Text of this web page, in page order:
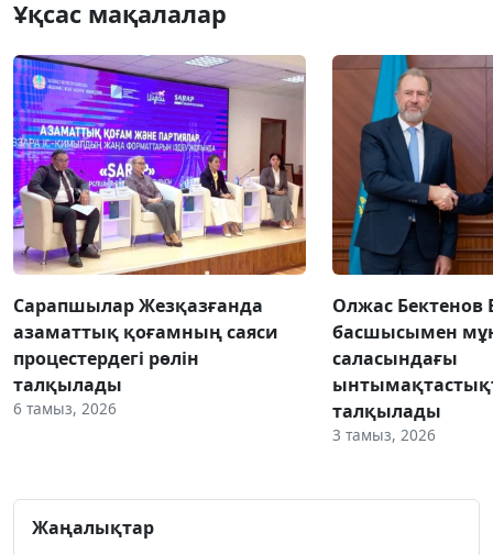
Ұқсас мақалалар
Сарапшылар Жезқазғанда
азаматтық қоғамның саяси
процестердегі рөлін
талқылады
6 тамыз, 2026
Олжас Бектенов
басшысымен
саласындағы
талқылады
3 тамыз, 2026
Жаңалықтар